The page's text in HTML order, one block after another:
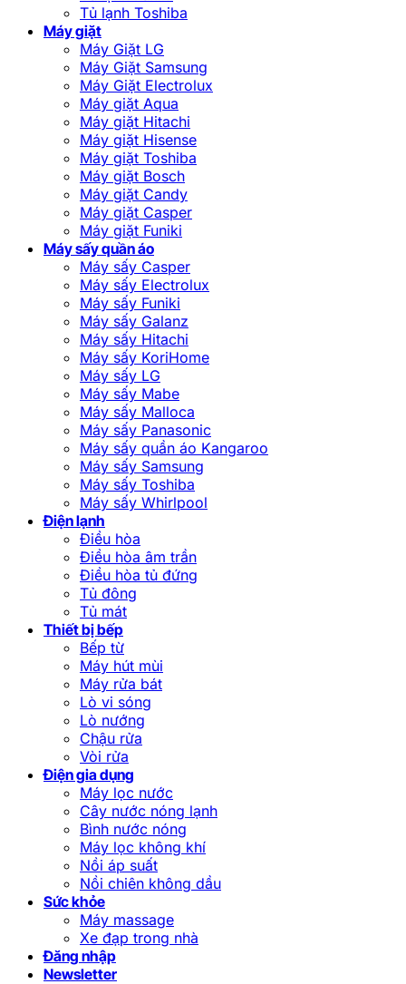
Tủ lạnh Toshiba
Máy giặt
Máy Giặt LG
Máy Giặt Samsung
Máy Giặt Electrolux
Máy giặt Aqua
Máy giặt Hitachi
Máy giặt Hisense
Máy giặt Toshiba
Máy giặt Bosch
Máy giặt Candy
Máy giặt Casper
Máy giặt Funiki
Máy sấy quần áo
Máy sấy Casper
Máy sấy Electrolux
Máy sấy Funiki
Máy sấy Galanz
Máy sấy Hitachi
Máy sấy KoriHome
Máy sấy LG
Máy sấy Mabe
Máy sấy Malloca
Máy sấy Panasonic
Máy sấy quần áo Kangaroo
Máy sấy Samsung
Máy sấy Toshiba
Máy sấy Whirlpool
Điện lạnh
Điều hòa
Điều hòa âm trần
Điều hòa tủ đứng
Tủ đông
Tủ mát
Thiết bị bếp
Bếp từ
Máy hút mùi
Máy rửa bát
Lò vi sóng
Lò nướng
Chậu rửa
Vòi rửa
Điện gia dụng
Máy lọc nước
Cây nước nóng lạnh
Bình nước nóng
Máy lọc không khí
Nồi áp suất
Nồi chiên không dầu
Sức khỏe
Máy massage
Xe đạp trong nhà
Đăng nhập
Newsletter